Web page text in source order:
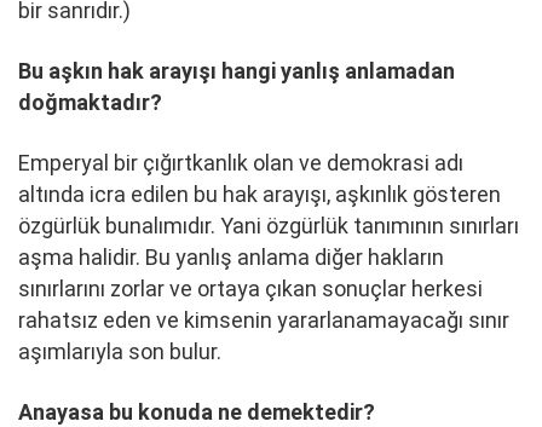
bir sanrıdır.)
Bu aşkın hak arayışı hangi yanlış anlamadan
doğmaktadır?
Emperyal bir çığırtkanlık olan ve demokrasi adı
altında icra edilen bu hak arayışı, aşkınlık gösteren
özgürlük bunalımıdır. Yani özgürlük tanımının sınırları
aşma halidir. Bu yanlış anlama diğer hakların
sınırlarını zorlar ve ortaya çıkan sonuçlar herkesi
rahatsız eden ve kimsenin yararlanamayacağı sınır
aşımlarıyla son bulur.
Anayasa bu konuda ne demektedir?